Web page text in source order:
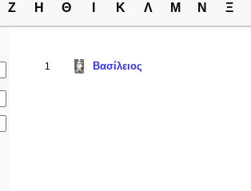
Ζ Η Θ Κ Λ Μ Ν Ξ
1 Βασίλειος